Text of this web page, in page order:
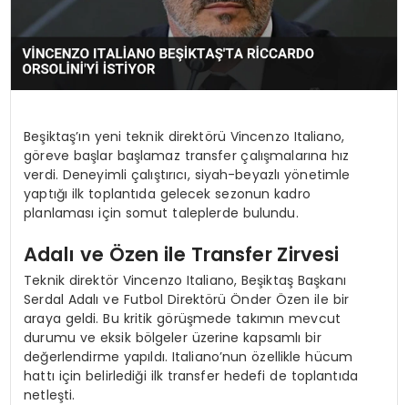
YAŞAM
Beşiktaş’ın yeni teknik direktörü Vincenzo Italiano,
göreve başlar başlamaz transfer çalışmalarına hız
verdi. Deneyimli çalıştırıcı, siyah-beyazlı yönetimle
yaptığı ilk toplantıda gelecek sezonun kadro
planlaması için somut taleplerde bulundu.
Adalı ve Özen ile Transfer Zirvesi
Teknik direktör Vincenzo Italiano, Beşiktaş Başkanı
Serdal Adalı ve Futbol Direktörü Önder Özen ile bir
araya geldi. Bu kritik görüşmede takımın mevcut
durumu ve eksik bölgeler üzerine kapsamlı bir
değerlendirme yapıldı. Italiano’nun özellikle hücum
hattı için belirlediği ilk transfer hedefi de toplantıda
netleşti.